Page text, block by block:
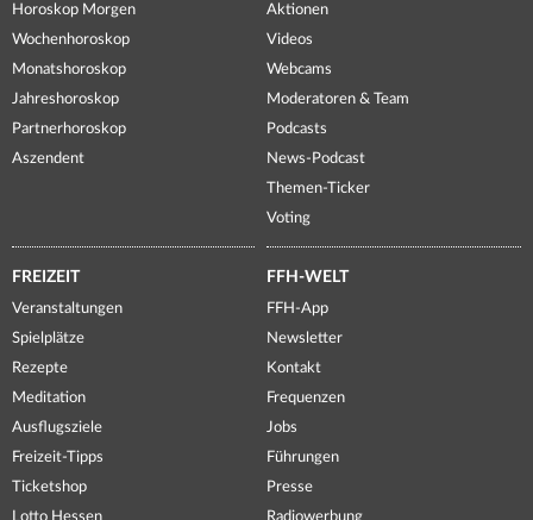
Horoskop Morgen
Wochenhoroskop
Monatshoroskop
Jahreshoroskop
Partnerhoroskop
Aszendent
Aktionen
Videos
Webcams
Moderatoren & Team
Podcasts
News-Podcast
Themen-Ticker
Voting
FREIZEIT
Veranstaltungen
Spielplätze
Rezepte
Meditation
Ausflugsziele
Freizeit-Tipps
Ticketshop
Lotto Hessen
FFH-WELT
FFH-App
Newsletter
Kontakt
Frequenzen
Jobs
Führungen
Presse
Radiowerbung